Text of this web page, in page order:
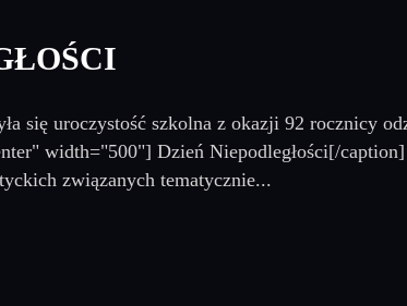
się uroczystość szkolna z okazji 92 rocznicy
width="500"] Dzień Niepodległości[/
związanych tematycznie...